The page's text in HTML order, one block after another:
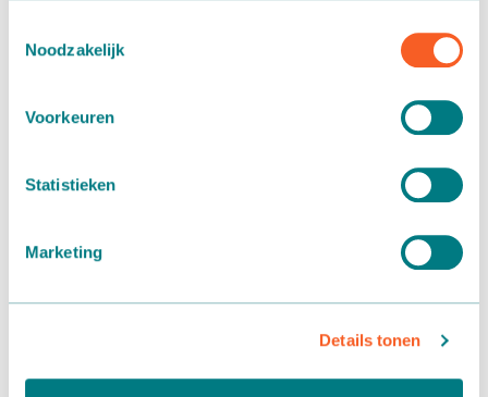
Noodzakelijk
Voorkeuren
Statistieken
Marketing
Details tonen
en bijbehorende artikelen verhuurd.
oppotmachine opgehaald om te verhuren aan de andere
manager bij Martin Stolze: “Wij zijn continu op zoek naar
manieren om onze klanten nog beter te kunnen helpen. De
voorbeeld van”. Door een extra verhuurlocatie beschikbaar
Heeft u specifieke wensen? Neem dan contact met ons op.